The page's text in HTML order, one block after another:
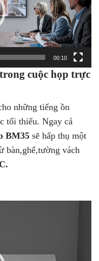
00:10
cuộc họp trực
những tiếng ồn
tối thiểu. Ngay cả
BM35 sẽ hấp thụ một
bàn,ghế,tường vách